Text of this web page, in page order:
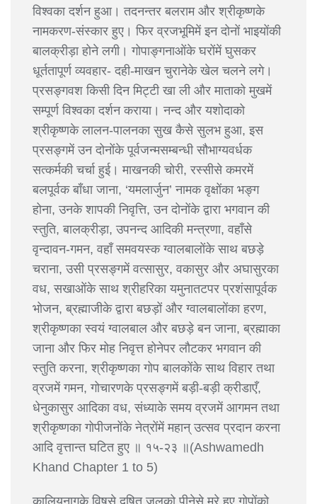
विश्वका दर्शन हुआ। तदनन्तर बलराम और श्रीकृष्णके
नामकरण-संस्कार हुए। फिर व्रजभूमिमें इन दोनों भाइयोंकी
बालक्रीड़ा होने लगी। गोपाङ्गनाओंके घरोंमें घुसकर
धूर्ततापूर्ण व्यवहार- दही-माखन चुरानेके खेल चलने लगे।
प्रसङ्गवश किसी दिन मिट्टी खा ली और माताको मुखमें
सम्पूर्ण विश्वका दर्शन कराया। नन्द और यशोदाको
श्रीकृष्णके लालन-पालनका सुख कैसे सुलभ हुआ, इस
प्रसङ्गमें उन दोनोंके पूर्वजन्मसम्बन्धी सौभाग्यवर्धक
सत्कर्मकी चर्चा हुई। माखनकी चोरी, रस्सीसे कमरमें
बलपूर्वक बाँधा जाना, ‘यमलार्जुन’ नामक वृक्षोंका भङ्ग
होना, उनके शापकी निवृत्ति, उन दोनोंके द्वारा भगवान की
स्तुति, बालक्रीड़ा, उपनन्द आदिकी मन्त्रणा, वहाँसे
वृन्दावन-गमन, वहाँ समवयस्क ग्वालबालोंके साथ बछड़े
चराना, उसी प्रसङ्गमें वत्सासुर, वकासुर और अघासुरका
वध, सखाओंके साथ श्रीहरिका यमुनातटपर प्रशंसापूर्वक
भोजन, ब्रह्माजीके द्वारा बछड़ों और ग्वालबालोंका हरण,
श्रीकृष्णका स्वयं ग्वालबाल और बछड़े बन जाना, ब्रह्माका
जाना और फिर मोह निवृत्त होनेपर लौटकर भगवान की
स्तुति करना, श्रीकृष्णका गोप बालकोंके साथ विहार तथा
व्रजमें गमन, गोचारणके प्रसङ्गमें बड़ी-बड़ी क्रीडाएँ,
धेनुकासुर आदिका वध, संध्याके समय व्रजमें आगमन तथा
श्रीकृष्णका गोपीजनोंके नेत्रोंमें महान् उत्सव प्रदान करना
आदि वृत्तान्त घटित हुए ॥ १५-२३ ॥(Ashwamedh
Khand Chapter 1 to 5)